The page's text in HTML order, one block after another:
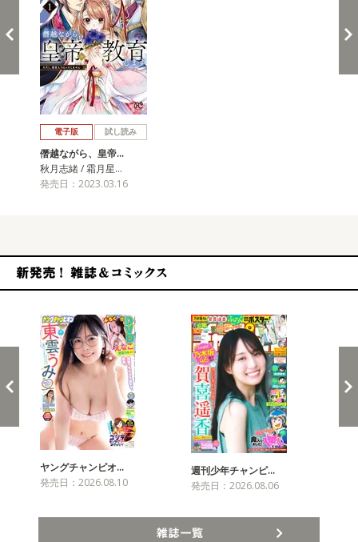
電子版 試し読み
僭越ながら、皇帝…
秋月志緒 / 霜月星…
発売日：2023.03.16
ヤングチャンピオ…
発売日：2026.08.10
週刊少年チャンピ…
発売日：2026.08.06